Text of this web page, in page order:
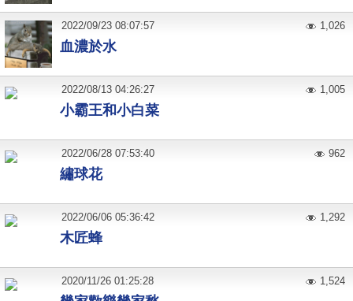
血濃於水
2022/09/23 08:07:57 1,026
小霸王和小白菜
2022/08/13 04:26:27 1,005
繡球花
2022/06/28 07:53:40 962
木匠蜂
2022/06/06 05:36:42 1,292
2020/11/26 01:25:28 1,524